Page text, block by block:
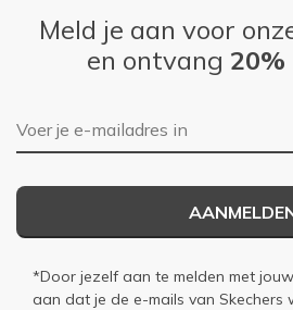
Meld je aan voor
en ontvang
E-mailadres
*Door jezelf aan te melden met
aan dat je de e-mails van Skechers